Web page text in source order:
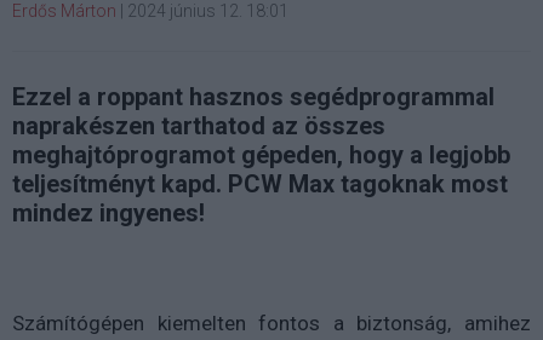
Erdős Márton 2024 június 12. 18:01
Ezzel a roppant hasznos segédprogrammal
naprakészen tarthatod az összes
meghajtóprogramot gépeden, hogy a legjobb
teljesítményt kapd. PCW Max tagoknak most
mindez ingyenes!
Számítógépen kiemelten fontos a biztonság, amihez